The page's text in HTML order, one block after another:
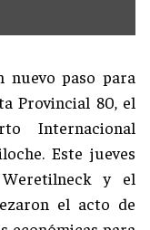
nuevo paso para
Provincial 80, el
Internacional
Este jueves
y el
el acto de